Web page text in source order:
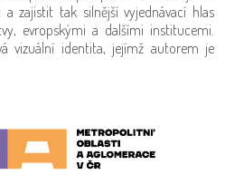
zajistit tak silnější vyjednávací hlas
evropskými a dalšími institucemi.
vizuální identita, jejímž autorem je